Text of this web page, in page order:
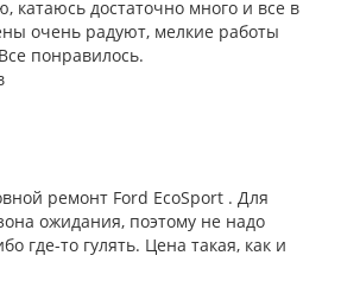
катаюсь достаточно много и все в
очень радуют, мелкие работы
понравилось.
ремонт Ford EcoSport . Для
ожидания, поэтому не надо
где-то гулять. Цена такая, как и